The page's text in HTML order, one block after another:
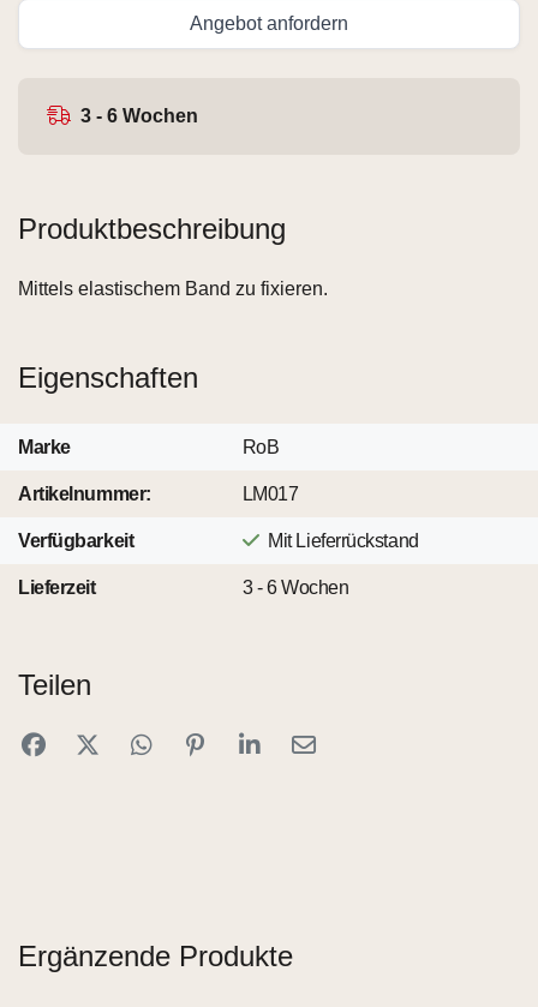
Angebot anfordern
3 - 6 Wochen
Produktbeschreibung
Mittels elastischem Band zu fixieren.
Eigenschaften
Marke RoB
Artikelnummer: LM017
Verfügbarkeit Mit Lieferrückstand
Lieferzeit 3 - 6 Wochen
Teilen
Ergänzende Produkte